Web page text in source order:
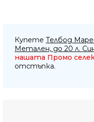
Купете Телбод
Метален, до 20 л.
нашата Промо
отстъпка.